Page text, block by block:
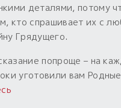
деталями, потому
кто спрашивает их с
Грядущего.
попроще – на
уготовили вам Родные